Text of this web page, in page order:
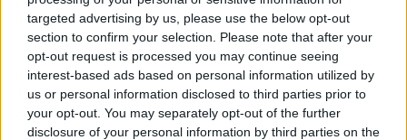
targeted advertising by us, please use the below opt-out
section to confirm your selection. Please note that after your
opt-out request is processed you may continue seeing
interest-based ads based on personal information utilized by
us or personal information disclosed to third parties prior to
your opt-out. You may separately opt-out of the further
disclosure of your personal information by third parties on the